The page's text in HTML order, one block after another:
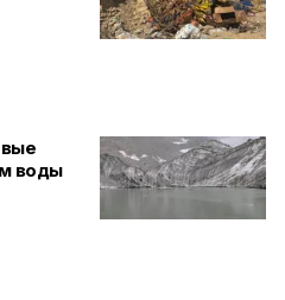
воды